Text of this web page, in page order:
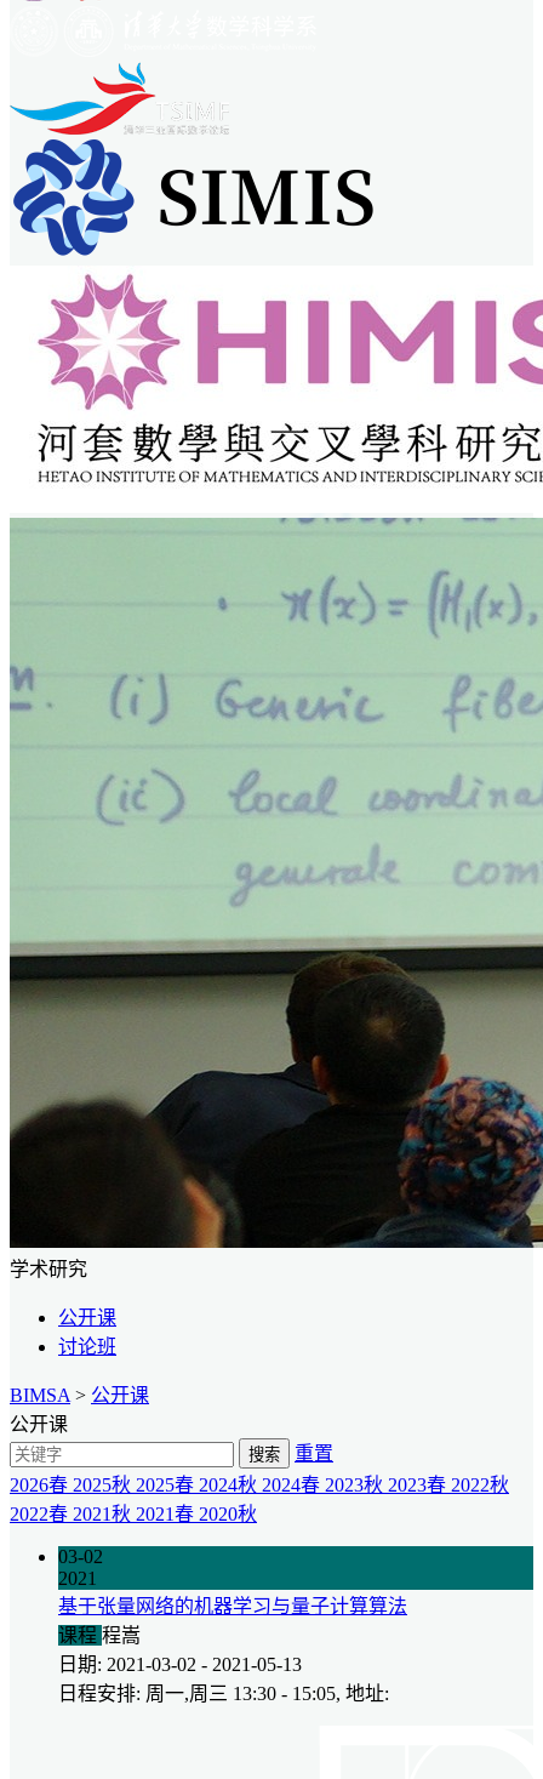
学术研究
公开课
讨论班
BIMSA > 公开课
公开课
搜索
重置
2026春 2025秋 2025春 2024秋 2024春 2023秋 2023春 2022秋
2022春 2021秋 2021春 2020秋
03-02
2021
基于张量网络的机器学习与量子计算算法
课程 程嵩
日期: 2021-03-02 - 2021-05-13
日程安排: 周一,周三 13:30 - 15:05, 地址: